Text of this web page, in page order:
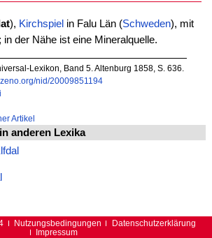
), Kirchspiel in Falu Län (Schweden), mit
der Nähe ist eine Mineralquelle.
Lexikon, Band 5. Altenburg 1858, S. 636.
nid/20009851194
Artikel
anderen Lexika
Nutzungsbedingungen
Datenschutzerklärung
Impressum